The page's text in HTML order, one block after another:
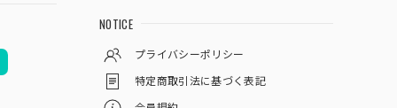
NOTICE
プライバシーポリシー
特定商取引法に基づく表記